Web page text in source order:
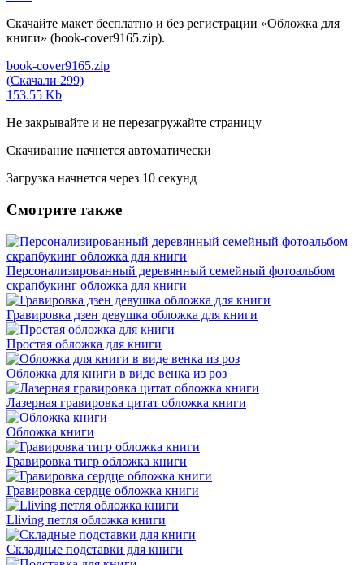
Скачайте макет бесплатно и без регистрации «Обложка для
книги» (book-cover9165.zip).
book-cover9165.zip
(Скачали 299)
153.55 Kb
Не закрывайте и не перезагружайте страницу
Скачивание начнется автоматически
Загрузка начнется через 10 секунд
Смотрите также
Персонализированный деревянный семейный фотоальбом
скрапбукинг обложка для книги
Гравировка дзен девушка обложка для книги
Простая обложка для книги
Обложка для книги в виде венка из роз
Лазерная гравировка цитат обложка книги
Обложка книги
Гравировка тигр обложка книги
Гравировка сердце обложка книги
Lliving петля обложка книги
Складные подставки для книги